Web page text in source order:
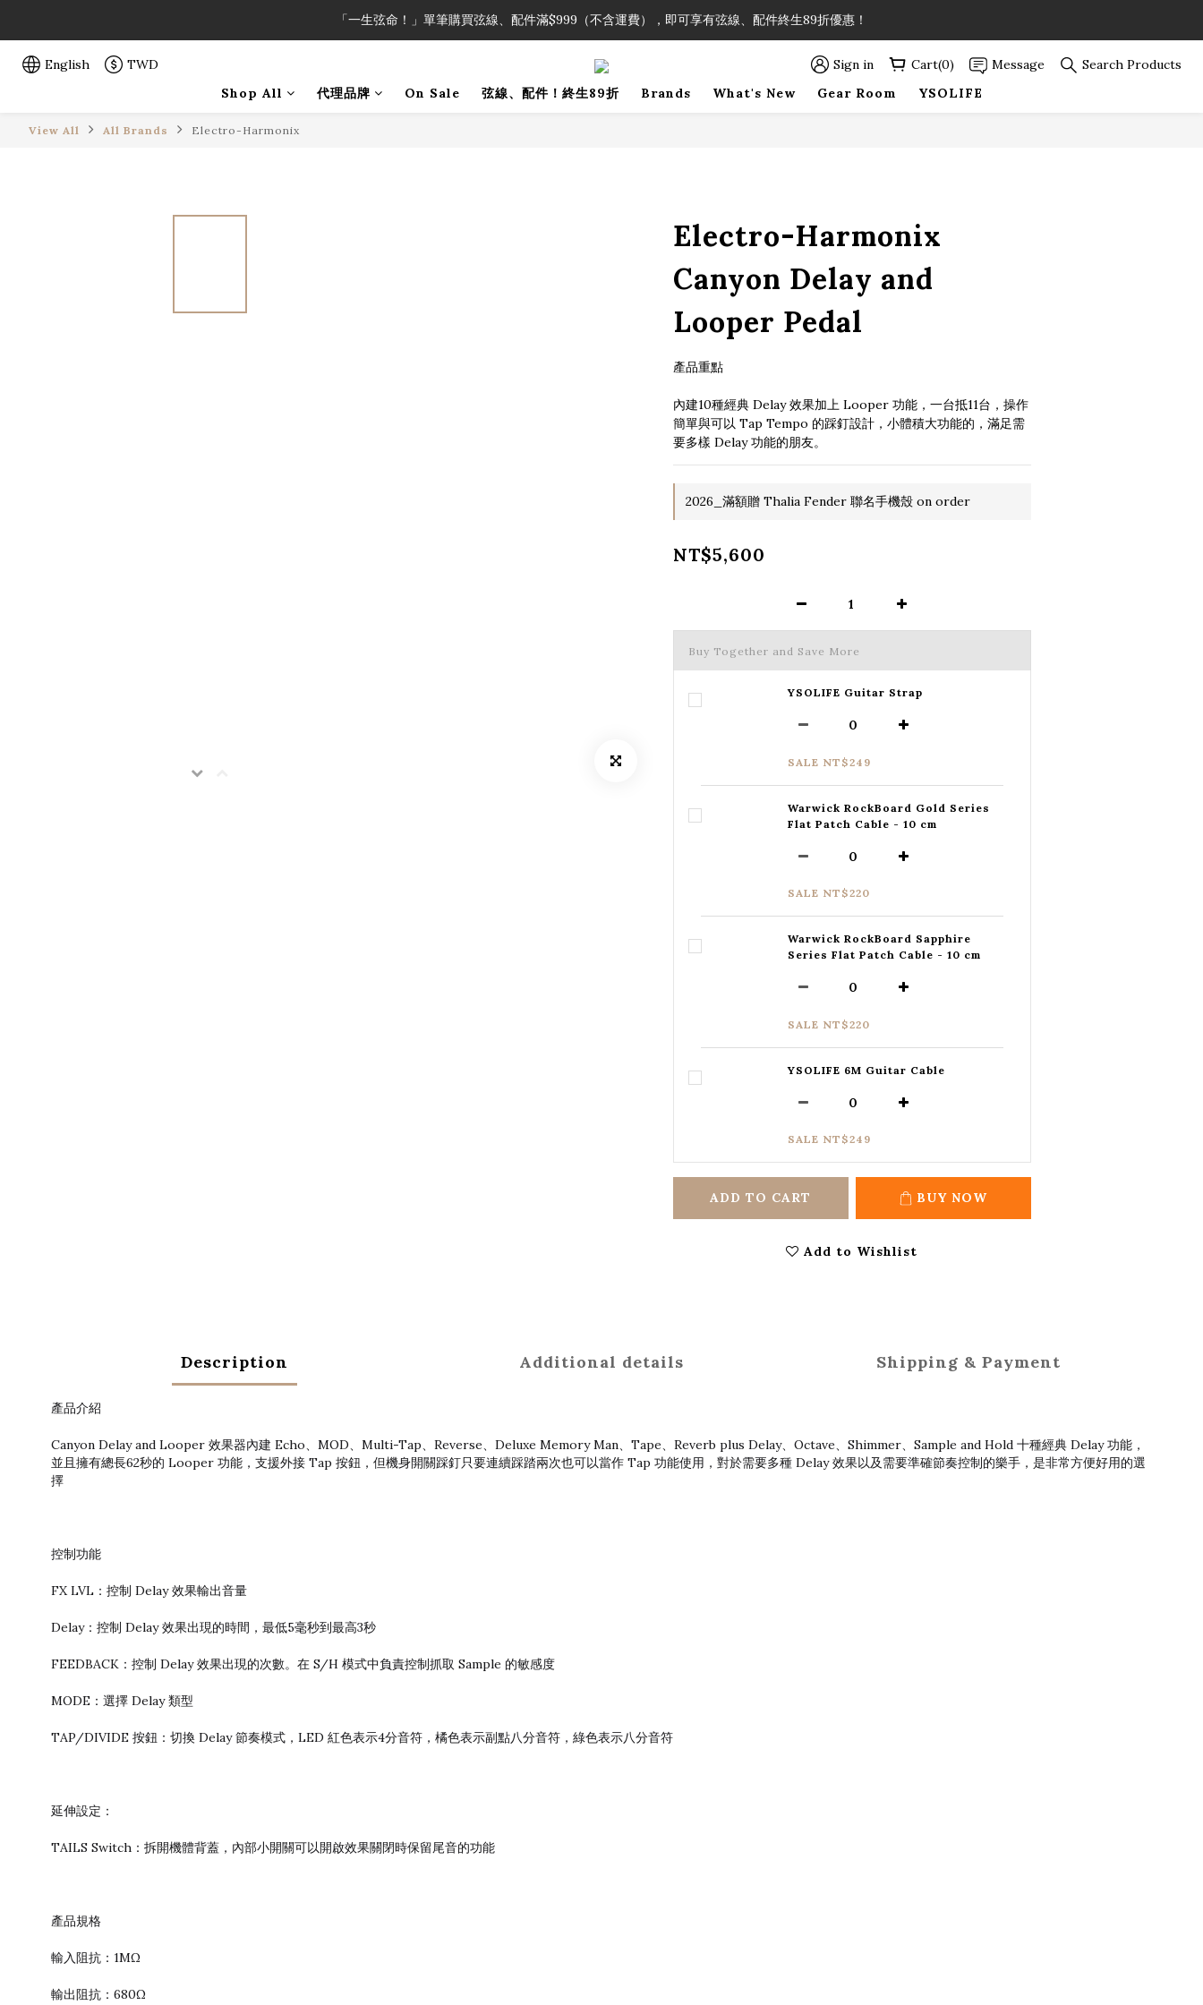
「一生弦命！」單筆購買弦線、配件滿$999（不含運費），即可享有弦線、配件終生89折優惠！
「一生弦命！」單筆購買弦線、配件滿$999（不含運費），即可享有弦線、配件終生89折優惠！
加入會員即領2000元購物金。 加入購物車查看更多折扣！
「一生弦命！」單筆購買弦線、配件滿$999（不含運費），即可享有弦線、配件終生89折優惠！
English TWD Sign in Cart(0) Message
Search Products
Shop All
代理品牌 On Sale 弦線、配件！終生89折 Brands What's New Gear Room YSOLIFE
View All All Brands Electro-Harmonix
Electro-Harmonix
Canyon Delay and
Looper Pedal
產品重點
內建10種經典 Delay 效果加上 Looper 功能，一台抵11台，操作
簡單與可以 Tap Tempo 的踩釘設計，小體積大功能的，滿足需
要多樣 Delay 功能的朋友。
2026_滿額贈 Thalia Fender 聯名手機殼 on order
NT$5,600
Buy Together and Save More
YSOLIFE Guitar Strap
SALE NT$249
Warwick RockBoard Gold Series
Flat Patch Cable - 10 cm
SALE NT$220
Warwick RockBoard Sapphire
Series Flat Patch Cable - 10 cm
SALE NT$220
YSOLIFE 6M Guitar Cable
SALE NT$249
ADD TO CART BUY NOW
Add to Wishlist
Description Additional details Shipping & Payment
產品介紹
Canyon Delay and Looper 效果器內建 Echo、MOD、Multi-Tap、Reverse、Deluxe Memory Man、Tape、Reverb plus Delay、Octave、Shimmer、Sample and Hold 十種經典 Delay 功能，
並且擁有總長62秒的 Looper 功能，支援外接 Tap 按鈕，但機身開關踩釘只要連續踩踏兩次也可以當作 Tap 功能使用，對於需要多種 Delay 效果以及需要準確節奏控制的樂手，是非常方便好用的選
擇
控制功能
FX LVL：控制 Delay 效果輸出音量
Delay：控制 Delay 效果出現的時間，最低5毫秒到最高3秒
FEEDBACK：控制 Delay 效果出現的次數。在 S/H 模式中負責控制抓取 Sample 的敏感度
MODE：選擇 Delay 類型
TAP/DIVIDE 按鈕：切換 Delay 節奏模式，LED 紅色表示4分音符，橘色表示副點八分音符，綠色表示八分音符
延伸設定：
TAILS Switch：拆開機體背蓋，內部小開關可以開啟效果關閉時保留尾音的功能
產品規格
輸入阻抗：1MΩ
輸出阻抗：680Ω